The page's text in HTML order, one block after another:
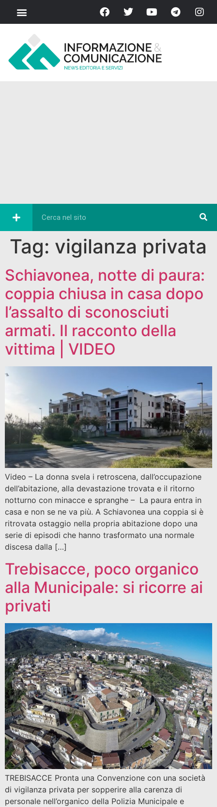
Tag: vigilanza privata
Schiavonea, notte di paura:
coppia chiusa in casa dopo
l’assalto di sconosciuti
armati. Il racconto della
vittima | VIDEO
Video – La donna svela i retroscena, dall’occupazione
dell’abitazione, alla devastazione trovata e il ritorno
notturno con minacce e spranghe – La paura entra in
casa e non se ne va più. A Schiavonea una coppia si è
ritrovata ostaggio nella propria abitazione dopo una
serie di episodi che hanno trasformato una normale
discesa dalla […]
Trebisacce, poco organico
alla Municipale: si ricorre ai
privati
TREBISACCE Pronta una Convenzione con una società
di vigilanza privata per sopperire alla carenza di
personale nell’organico della Polizia Municipale e